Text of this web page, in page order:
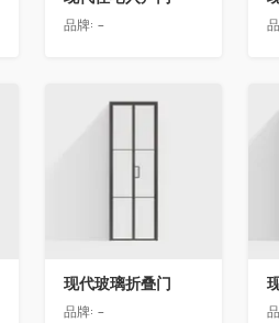
品牌: -
收藏
现代玻璃折叠门
品牌: -